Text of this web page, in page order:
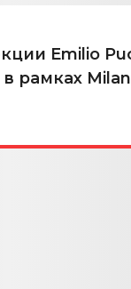
Emilio
рамках